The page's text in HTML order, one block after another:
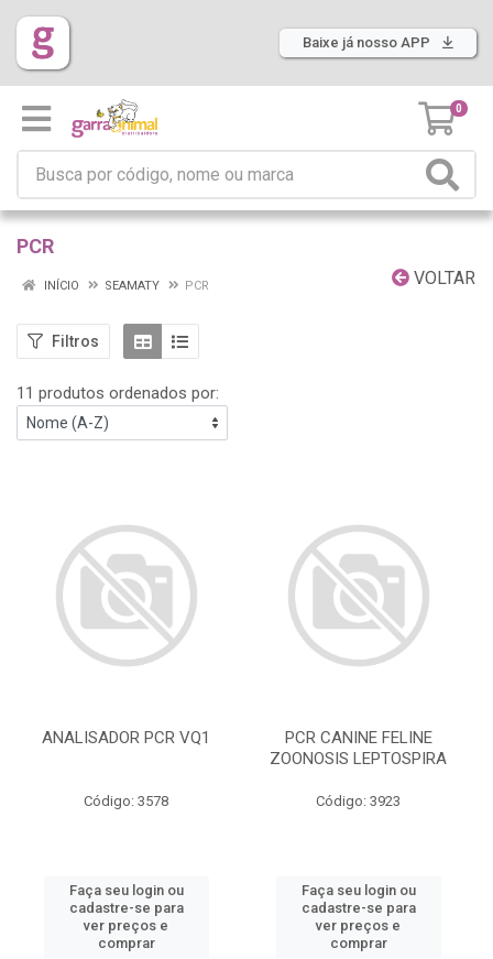
Baixe já nosso APP
0
PCR
VOLTAR
INÍCIO SEAMATY PCR
Filtros
11 produtos ordenados por:
ANALISADOR PCR VQ1
Código: 3578
Faça seu login ou
cadastre-se para
ver preços e
comprar
PCR CANINE FELINE
ZOONOSIS LEPTOSPIRA
Código: 3923
Faça seu login ou
cadastre-se para
ver preços e
comprar